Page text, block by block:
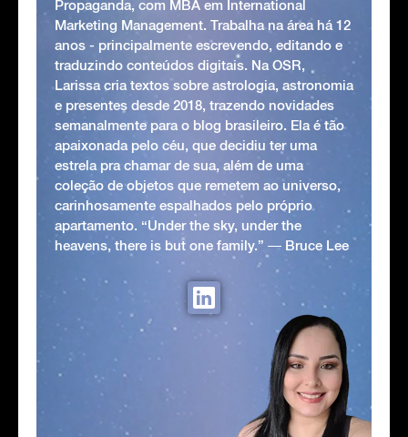
Propaganda, com MBA em International
Marketing Management. Trabalha na área há 12
anos - principalmente escrevendo, editando e
traduzindo conteúdos digitais. Na OSR,
Larissa cria textos sobre astrologia, astronomia
e presentes desde 2018, trazendo novidades
semanalmente para o blog brasileiro. Ela é tão
apaixonada pelo céu, que decidiu ter uma
estrela pra chamar de sua, além de uma
coleção de objetos que remetem ao universo,
carinhosamente espalhados pelo próprio
apartamento. “Under the sky, under the
heavens, there is but one family.” ― Bruce Lee